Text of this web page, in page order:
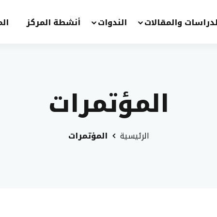
والمقالات الندوات أنشطة المركز
المؤتمرات
الرئيسية المؤتمرات